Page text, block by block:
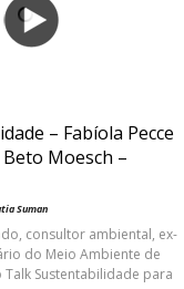
– Fabíola Pecce
Moesch –
Suman
consultor ambiental, ex-
do Meio Ambiente de
Sustentabilidade para